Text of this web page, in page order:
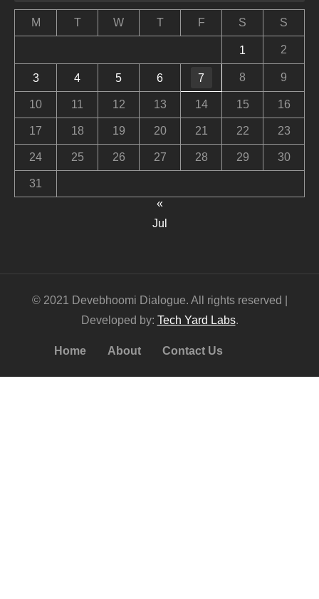
M T W T F S S
1 2
3 4 5 6 7 8 9
10 11 12 13 14 15 16
17 18 19 20 21 22 23
24 25 26 27 28 29 30
31
«
Jul
© 2021 Devebhoomi Dialogue. All rights reserved |
Developed by: Tech Yard Labs.
Home About Contact Us